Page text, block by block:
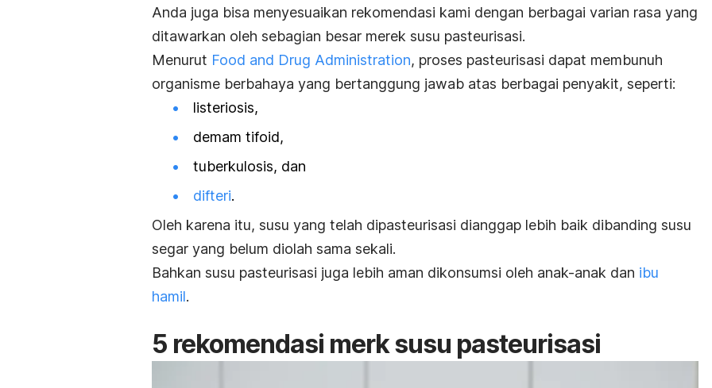
Anda juga bisa menyesuaikan rekomendasi kami dengan berbagai varian rasa yang
ditawarkan oleh sebagian besar merek susu pasteurisasi.
Menurut Food and Drug Administration, proses pasteurisasi dapat membunuh
organisme berbahaya yang bertanggung jawab atas berbagai penyakit, seperti:
listeriosis,
demam tifoid,
tuberkulosis, dan
difteri.
Oleh karena itu, susu yang telah dipasteurisasi dianggap lebih baik dibanding susu
segar yang belum diolah sama sekali.
Bahkan susu pasteurisasi juga lebih aman dikonsumsi oleh anak-anak dan ibu
hamil.
5 rekomendasi merksusu pasteurisasi